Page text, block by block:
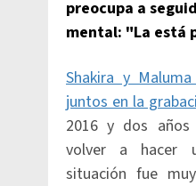
preocupa a
mental: "La está
Shakira y
juntos en la
2016 y dos años
volver a hacer
situación fue